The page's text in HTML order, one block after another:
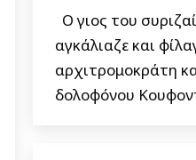
Ο γιος του
αγκάλιαζε και
αρχιτρομοκράτη
δολοφόνου